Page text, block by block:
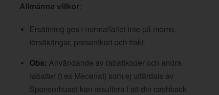
Allmänna villkor:
Ersättning ges i normalfallet inte på moms,
försäkringar, presentkort och frakt.
Obs: Användande av rabattkoder och andra
rabatter (t ex Mecenat) som ej utfärdats av
Sponsorhuset kan resultera i att din cashback